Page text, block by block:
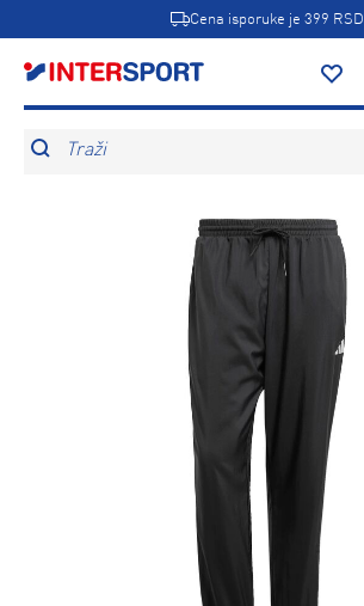
Cena isporuke je 399 RSD
Traži